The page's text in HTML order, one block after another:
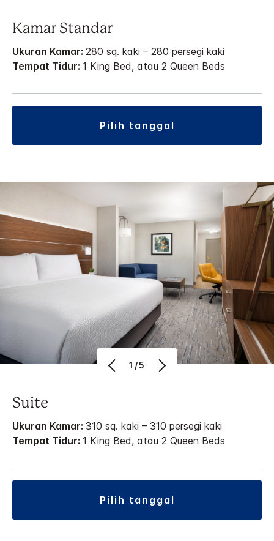
Kamar Standar
Ukuran Kamar: 280 sq. kaki – 280 persegi kaki
Tempat Tidur: 1 King Bed, atau 2 Queen Beds
pilih tanggal
1/5
Suite
Ukuran Kamar: 310 sq. kaki – 310 persegi kaki
Tempat Tidur: 1 King Bed, atau 2 Queen Beds
pilih tanggal